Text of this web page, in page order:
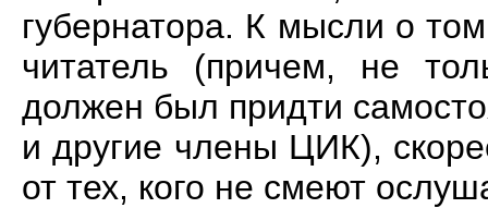
губернатора. К мысли о
читатель (причем, не
должен был придти
и другие члены ЦИК),
от тех, кого не смеют